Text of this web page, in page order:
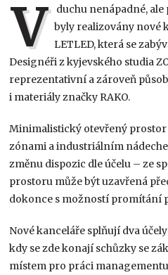
V
duchu nenápadné,
byly realizovány nové
LETLED, která se
Designéři z kyjevského studia
reprezentativní a zároveň
i materiály značky RAKO.
Minimalistický otevřený prostor
zónami a industriálním
změnu dispozic dle účelu – ze
prostoru může být uzavřená
dokonce s možností promítání
Nové kanceláře splňují dva
kdy se zde konají schůzky se
místem pro práci